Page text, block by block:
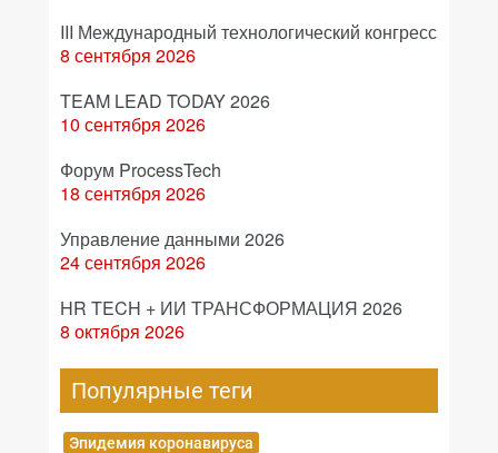
III Международный технологический конгресс
8 сентября 2026
TEAM LEAD TODAY 2026
10 сентября 2026
Форум ProcessTech
18 сентября 2026
Управление данными 2026
24 сентября 2026
HR TECH + ИИ ТРАНСФОРМАЦИЯ 2026
8 октября 2026
Популярные теги
Эпидемия коронавируса